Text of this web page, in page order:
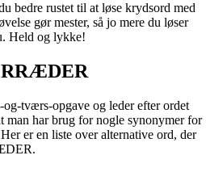
bedre rustet til at løse krydsord med
gør mester, så jo mere du løser
Held og lykke!
tværs-opgave og leder efter ordet
har brug for nogle synonymer for
er en liste over alternative ord, der